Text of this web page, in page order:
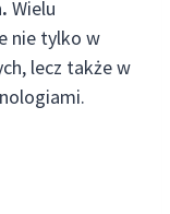
Wielu
nie tylko w
lecz także w